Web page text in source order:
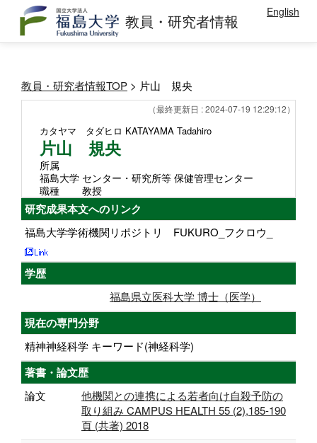
教員・研究者情報 English
教員・研究者情報TOP > 片山 規央
（最終更新日 : 2024-07-19 12:29:12）
カタヤマ タダヒロ KATAYAMA Tadahiro
片山 規央
所属
福島大学 センター・研究所等 保健管理センター
職種
教授
研究成果本文へのリンク
福島大学学術機関リポジトリ FUKURO_フクロウ_
学歴
福島県立医科大学 博士（医学）
現在の専門分野
精神神経科学 キーワード(神経科学)
著書・論文歴
論文
他機関との連携による若者向け自殺予防の
取り組み CAMPUS HEALTH 55 (2),185-190
頁 (共著) 2018